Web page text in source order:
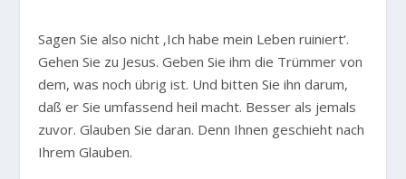
Sagen Sie also nicht ‚Ich habe mein Leben ruiniert‘.
Gehen Sie zu Jesus. Geben Sie ihm die Trümmer von
dem, was noch übrig ist. Und bitten Sie ihn darum,
daß er Sie umfassend heil macht. Besser als jemals
zuvor. Glauben Sie daran. Denn Ihnen geschieht nach
Ihrem Glauben.